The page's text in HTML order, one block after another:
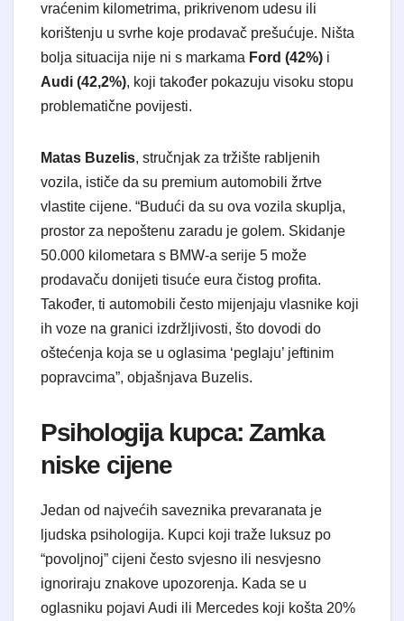
vraćenim kilometrima, prikrivenom udesu ili
korištenju u svrhe koje prodavač prešućuje. Ništa
bolja situacija nije ni s markama Ford (42%) i
Audi (42,2%), koji također pokazuju visoku stopu
problematične povijesti.
Matas Buzelis, stručnjak za tržište rabljenih
vozila, ističe da su premium automobili žrtve
vlastite cijene. “Budući da su ova vozila skuplja,
prostor za nepoštenu zaradu je golem. Skidanje
50.000 kilometara s BMW-a serije 5 može
prodavaču donijeti tisuće eura čistog profita.
Također, ti automobili često mijenjaju vlasnike koji
ih voze na granici izdržljivosti, što dovodi do
oštećenja koja se u oglasima ‘peglaju’ jeftinim
popravcima”, objašnjava Buzelis.
Psihologija kupca: Zamka
niske cijene
Jedan od najvećih saveznika prevaranata je
ljudska psihologija. Kupci koji traže luksuz po
“povoljnoj” cijeni često svjesno ili nesvjesno
ignoriraju znakove upozorenja. Kada se u
oglasniku pojavi Audi ili Mercedes koji košta 20%